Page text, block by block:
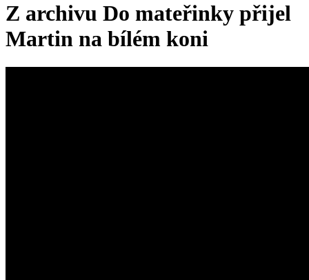
Z archivu Do mateřinky přijel
Martin na bílém koni